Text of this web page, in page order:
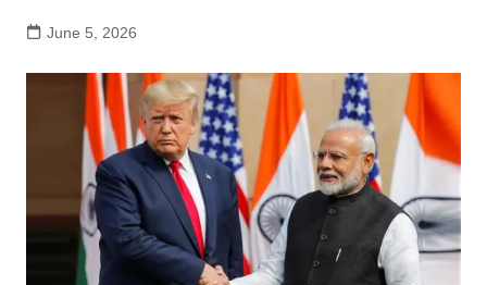
June 5, 2026